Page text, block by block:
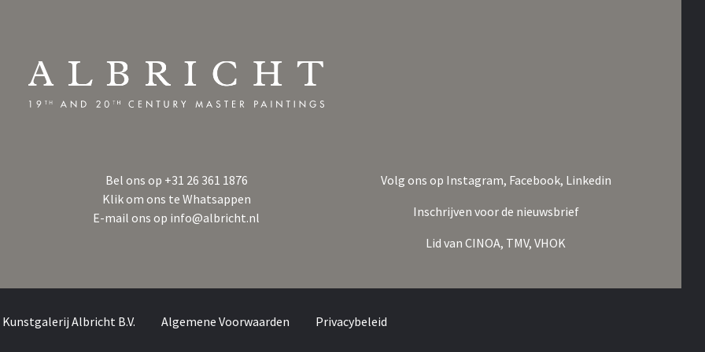
Bel ons op +31 26 361 1876
Klik om ons te Whatsappen
E-mail ons op info@albricht.nl
Volg ons op Instagram, Facebook, Linkedin
Inschrijven voor de nieuwsbrief
Lid van CINOA, TMV, VHOK
Albricht B.V. Algemene Voorwaarden Privacybeleid